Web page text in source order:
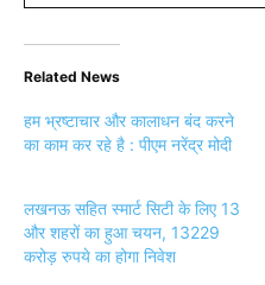
Related News
हम भ्रष्टाचार और कालाधन बंद करने
का काम कर रहे है : पीएम नरेंद्र मोदी
लखनऊ सहित स्मार्ट सिटी के लिए 13
और शहरों का हुआ चयन, 13229
करोड़ रुपये का होगा निवेश